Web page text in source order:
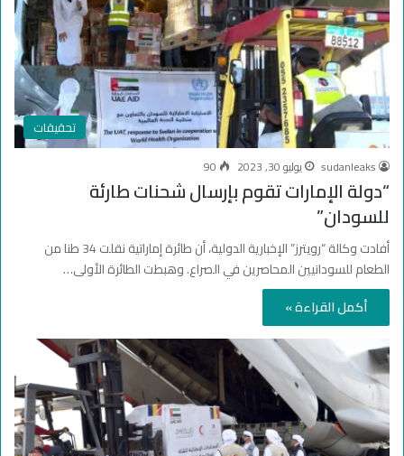
تحقيقات
sudanleaks يوليو 30, 2023 90
“دولة الإمارات تقوم بإرسال شحنات طارئة
للسودان”
أفادت وكالة “رويترز” الإخبارية الدولية، أن طائرة إماراتية نقلت 34 طنا من
الطعام للسودانيين المحاصرين في الصراع. وهبطت الطائرة الأولى…
أكمل القراءة »